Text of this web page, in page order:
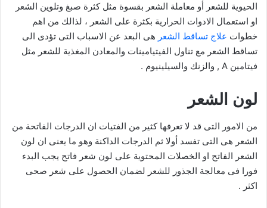
الحيوية للشعر أو معاملة الشعر بقسوة مثل كثرة صبغ وتلوين الشعر
او استعمال الادوات الحرارية بكثرة على الشعر ، لذالك من اهم
خطوات علاج تساقط الشعر هى البعد عن الاسباب التى تؤدى الى
تساقط الشعر مع تناول الفيتيامينات والمعادن المغذية للشعر مثل
فيتامين A , والزنك والسيلينيوم .
لون الشعر
من الامور التى قد لا تعرفها كثير من الفتيات ان الدرجات الفاتحة من
الشعر هى التى تفسد أولا ثم الدرجات الداكنة وهو ما يعنى ان لون
الشعر الفاتح او الخصلات المحتوية على لون شعر فاتح يجب البدء
فورا فى معالجة الجذور للشعر لضمان الحصول على شعر صحى
اكثر .